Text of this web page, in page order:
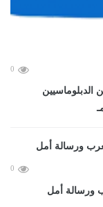
0
٥٩ من الملحقين الدبلوماسيين
0
ورسالة أمل